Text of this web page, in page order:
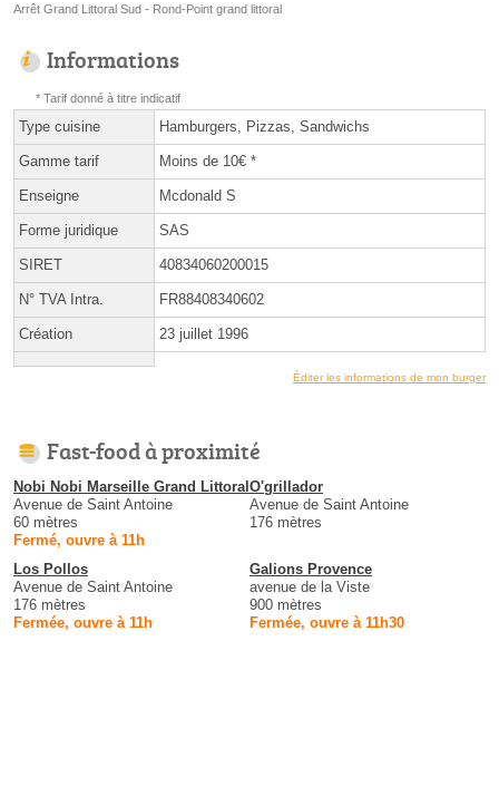
Arrêt Grand Littoral Sud - Rond-Point grand littoral
Informations
* Tarif donné à titre indicatif
Type cuisine Hamburgers, Pizzas, Sandwichs
Gamme tarif Moins de 10€ *
Enseigne Mcdonald S
Forme juridique SAS
SIRET 40834060200015
N° TVA Intra. FR88408340602
Création 23 juillet 1996
Éditer les informations de mon burger
Fast-food à proximité
Nobi Nobi Marseille Grand Littoral
Avenue de Saint Antoine
60 mètres
Fermé, ouvre à 11h
O'grillador
Avenue de Saint Antoine
176 mètres
Los Pollos
Avenue de Saint Antoine
176 mètres
Fermée, ouvre à 11h
Galions Provence
avenue de la Viste
900 mètres
Fermée, ouvre à 11h30